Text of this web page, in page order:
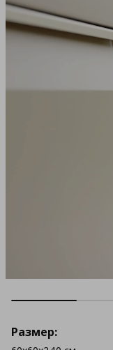
Размер: